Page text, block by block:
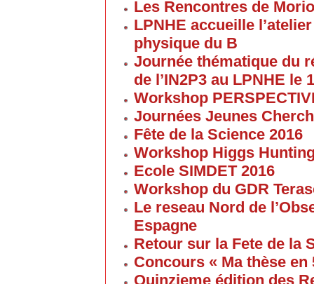
Les Rencontres de
LPNHE accueille
physique du B
Journée thématique du
de l’IN2P3 au LPNHE le
Workshop
Journées Jeunes
Fête de la Science 2016
Workshop Higgs
Ecole SIMDET 2016
Workshop du GDR
Le reseau Nord de
Espagne
Retour sur la Fete de la
Concours « Ma thèse
Quinzieme édition des